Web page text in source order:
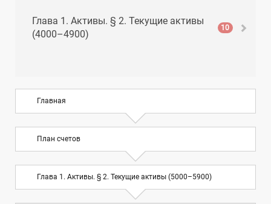
Глава 1. Активы. § 2. Текущие активы
(4000–4900)
10
Глава 2. Обязательства. § 1. Текущие
обязательства (6000–6900)
Глава 2. Обязательства. § 2.
Долгосрочные обязательства (7000–
7900)
Главная
План счетов
Глава 1. Активы. § 2. Текущие активы (5000–5900)